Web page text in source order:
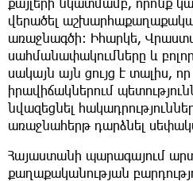
վերածել
առաջնագծի։ Իհարկե,
սահմանափակումները և
սակայն այն ցույց է տալիս,
իրավիճակներում
նվազեցնել
առաջնահերթ դարձնել
Հայաստանի պարագայում
քաղաքականության